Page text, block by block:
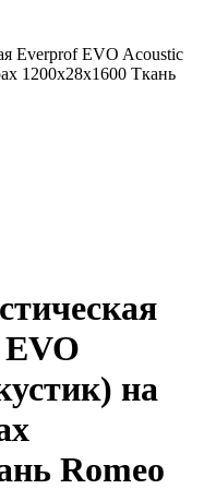
Everprof EVO Acoustic
1200х28х1600 Ткань
на
Romeo